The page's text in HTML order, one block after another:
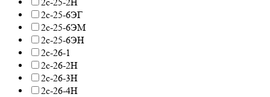
2с-25-6ЭГ
2с-25-6ЭМ
2с-25-6ЭН
2с-26-1
2с-26-2Н
2с-26-3Н
2с-26-4Н